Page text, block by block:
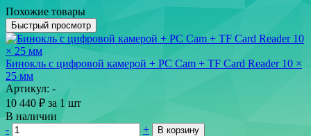
Похожие товары
Быстрый просмотр
Бинокль с цифровой камерой + PC Cam + TF Card Reader 10 ×
25 мм
Артикул: -
10 440 ₽ за 1 шт
В наличии
-
+
В корзину